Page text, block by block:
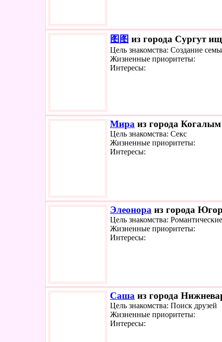
图图 из города Сургут
Цель знакомства: Создание
Жизненные приоритеты:
Интересы:
Мира из города
Цель знакомства: Секс
Жизненные приоритеты:
Интересы:
Элеонора из города
Цель знакомства:
Жизненные приоритеты:
Интересы:
Саша из города
Цель знакомства: Поиск друзей
Жизненные приоритеты:
Интересы: